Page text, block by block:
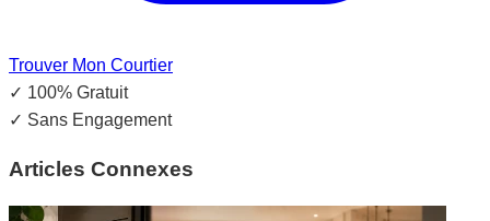
Trouver Mon Courtier
✓ 100% Gratuit
✓ Sans Engagement
Articles Connexes